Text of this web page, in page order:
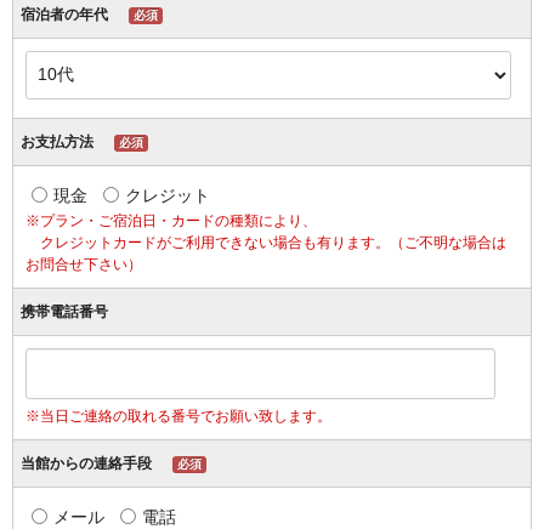
宿泊者の年代 必須
お支払方法 必須
現金 クレジット
※プラン・ご宿泊日・カードの種類により、
クレジットカードがご利用できない場合も有ります。（ご不明な場合は
お問合せ下さい）
携帯電話番号
※当日ご連絡の取れる番号でお願い致します。
当館からの連絡手段 必須
メール 電話